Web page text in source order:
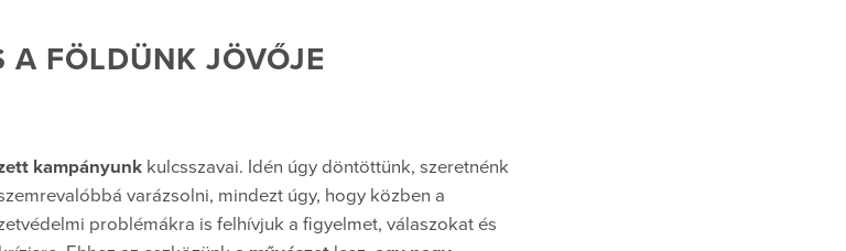
A FÖLDÜNK JÖVŐJE
kampányunkkulcsszavai. Idén úgy döntöttünk, szeretnénk
varázsolni, mindezt úgy, hogy közben a
problémákra is felhívjuk a figyelmet, válaszokat és